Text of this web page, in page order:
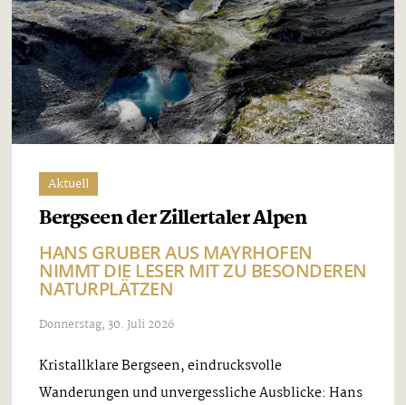
Aktuell
Bergseen der Zillertaler Alpen
HANS GRUBER AUS MAYRHOFEN
NIMMT DIE LESER MIT ZU BESONDEREN
NATURPLÄTZEN
Donnerstag, 30. Juli 2026
Kristallklare Bergseen, eindrucksvolle
Wanderungen und unvergessliche Ausblicke: Hans